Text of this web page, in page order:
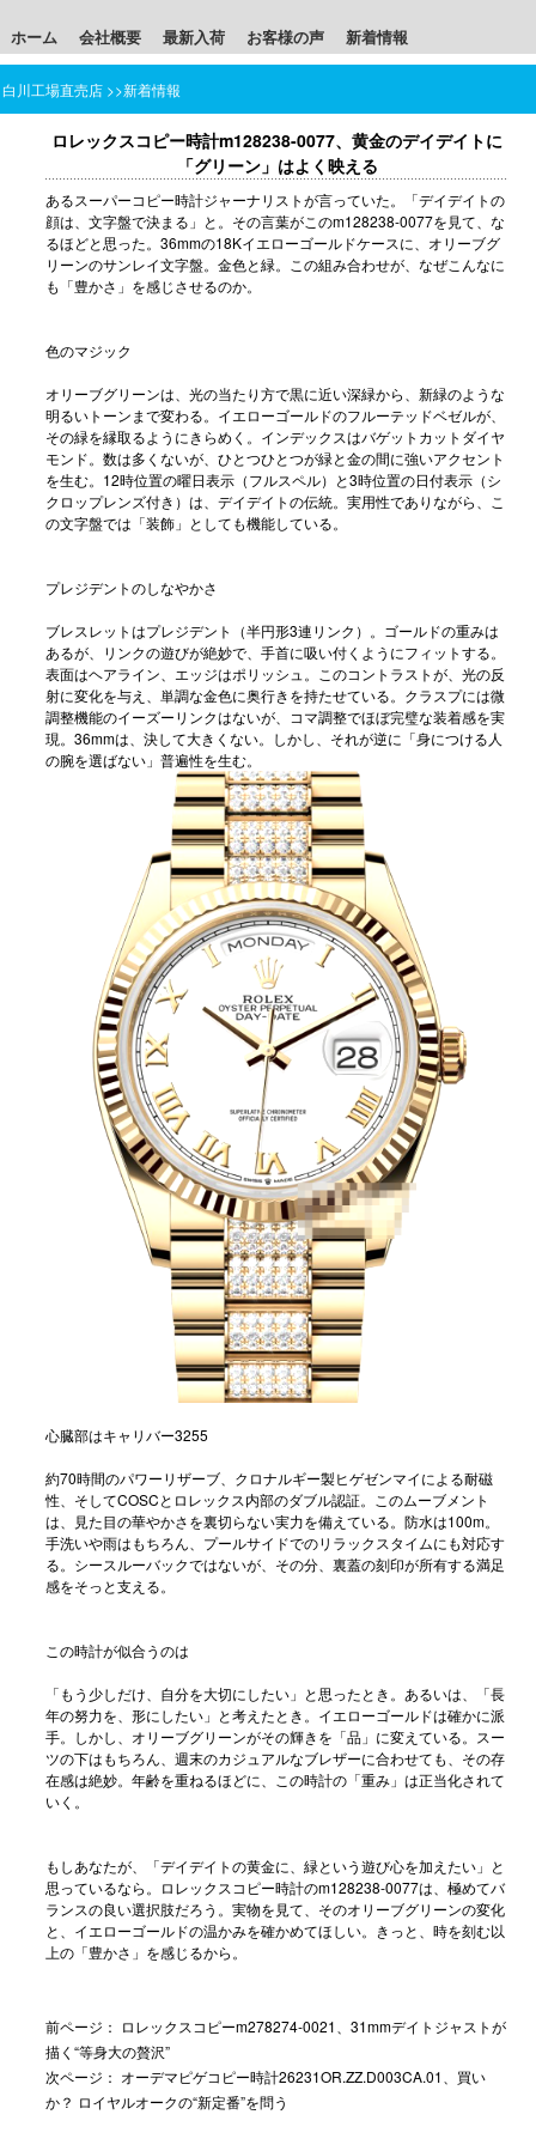
ホーム 会社概要 最新入荷 お客様の声 新着情報
白川工場直売店 >>新着情報
ロレックスコピー時計m128238-0077、黄金のデイデイトに
「グリーン」はよく映える
あるスーパーコピー時計ジャーナリストが言っていた。「デイデイトの
顔は、文字盤で決まる」と。その言葉がこのm128238-0077を見て、な
るほどと思った。36mmの18Kイエローゴールドケースに、オリーブグ
リーンのサンレイ文字盤。金色と緑。この組み合わせが、なぜこんなに
も「豊かさ」を感じさせるのか。
色のマジック
オリーブグリーンは、光の当たり方で黒に近い深緑から、新緑のような
明るいトーンまで変わる。イエローゴールドのフルーテッドベゼルが、
その緑を縁取るようにきらめく。インデックスはバゲットカットダイヤ
モンド。数は多くないが、ひとつひとつが緑と金の間に強いアクセント
を生む。12時位置の曜日表示（フルスペル）と3時位置の日付表示（シ
クロップレンズ付き）は、デイデイトの伝統。実用性でありながら、こ
の文字盤では「装飾」としても機能している。
プレジデントのしなやかさ
ブレスレットはプレジデント（半円形3連リンク）。ゴールドの重みは
あるが、リンクの遊びが絶妙で、手首に吸い付くようにフィットする。
表面はヘアライン、エッジはポリッシュ。このコントラストが、光の反
射に変化を与え、単調な金色に奥行きを持たせている。クラスプには微
調整機能のイーズーリンクはないが、コマ調整でほぼ完璧な装着感を実
現。36mmは、決して大きくない。しかし、それが逆に「身につける人
の腕を選ばない」普遍性を生む。
心臓部はキャリバー3255
約70時間のパワーリザーブ、クロナルギー製ヒゲゼンマイによる耐磁
性、そしてCOSCとロレックス内部のダブル認証。このムーブメント
は、見た目の華やかさを裏切らない実力を備えている。防水は100m。
手洗いや雨はもちろん、プールサイドでのリラックスタイムにも対応す
る。シースルーバックではないが、その分、裏蓋の刻印が所有する満足
感をそっと支える。
この時計が似合うのは
「もう少しだけ、自分を大切にしたい」と思ったとき。あるいは、「長
年の努力を、形にしたい」と考えたとき。イエローゴールドは確かに派
手。しかし、オリーブグリーンがその輝きを「品」に変えている。スー
ツの下はもちろん、週末のカジュアルなブレザーに合わせても、その存
在感は絶妙。年齢を重ねるほどに、この時計の「重み」は正当化されて
いく。
もしあなたが、「デイデイトの黄金に、緑という遊び心を加えたい」と
思っているなら。
ロレックスコピー時計のm128238-0077は、極めてバ
ランスの良い選択肢だろう。実物を見て、そのオリーブグリーンの変化
と、イエローゴールドの温かみを確かめてほしい。きっと、時を刻む以
上の「豊かさ」を感じるから。
前ページ： ロレックスコピーm278274-0021、31mmデイトジャストが
描く“等身大の贅沢”
次ページ： オーデマピゲコピー時計26231OR.ZZ.D003CA.01、買い
か？ ロイヤルオークの“新定番”を問う